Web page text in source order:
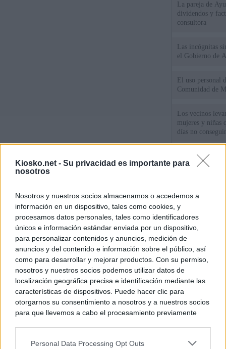
Kiosko.net - Su privacidad es importante para
nosotros
Nosotros y nuestros socios almacenamos o accedemos a
información en un dispositivo, tales como cookies, y
procesamos datos personales, tales como identificadores
únicos e información estándar enviada por un dispositivo,
para personalizar contenidos y anuncios, medición de
anuncios y del contenido e información sobre el público, así
como para desarrollar y mejorar productos. Con su permiso,
nosotros y nuestros socios podemos utilizar datos de
localización geográfica precisa e identificación mediante las
características de dispositivos. Puede hacer clic para
otorgarnos su consentimiento a nosotros y a nuestros socios
para que llevemos a cabo el procesamiento previamente
negar su consentimiento. Tenga en cuenta que algún
Personal Data Processing Opt Outs
La pareja de
dividendos y
consultora
Las incógnitas
el Gobierno de
El uso personal
Comunidad de
Los vecinos
mujeres y niñas
días no
La protección
de fronteras
mientras llama a
para Italia con
© Kiosko.net Aviso Legal Privacidad y Cookies